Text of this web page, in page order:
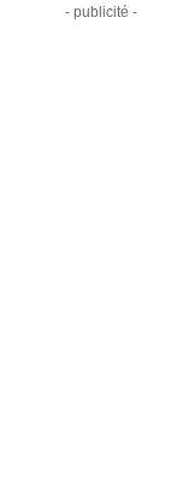
- publicité -